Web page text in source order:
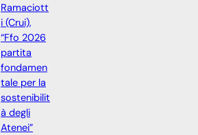
Ramaciott
i (Crui),
“Ffo 2026
partita
fondamen
tale per la
sostenibilit
à degli
Atenei”